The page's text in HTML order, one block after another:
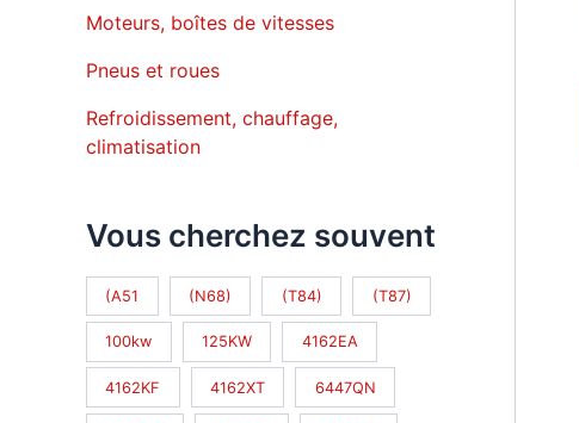
Moteurs, boîtes de vitesses
Pneus et roues
Refroidissement, chauffage,
climatisation
Vous cherchez souvent
(A51 (N68) (T84) (T87)
100kw 125KW 4162EA
4162KF 4162XT 6447QN